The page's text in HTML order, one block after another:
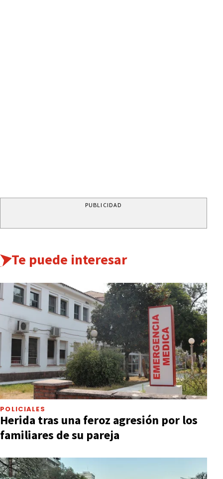
PUBLICIDAD
Te puede interesar
POLICIALES
Herida tras una feroz agresión por los
familiares de su pareja